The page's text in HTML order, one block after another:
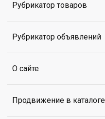
Рубрикатор товаров
Рубрикатор объявлений
О сайте
Продвижение в каталоге